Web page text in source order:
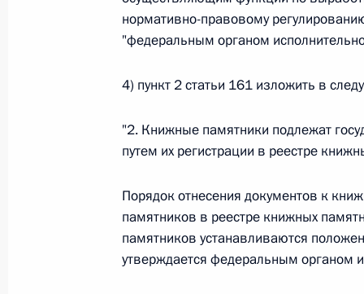
О внесении изменения в статью 2
и добровольчестве (волонтерстве)»
26 июля 2026 года
Федеральный закон от
О внесении изменений в Уголовный
26 июля 2026 года
Федеральный закон от
нормативно-правовому
"федеральным органом
4) пункт 2 статьи 161 изложить в
"2. Книжные памятники подлежат
путем их регистрации в реестре
Порядок отнесения документов к
памятников в реестре книжных
памятников устанавливаются
утверждается федеральным органом